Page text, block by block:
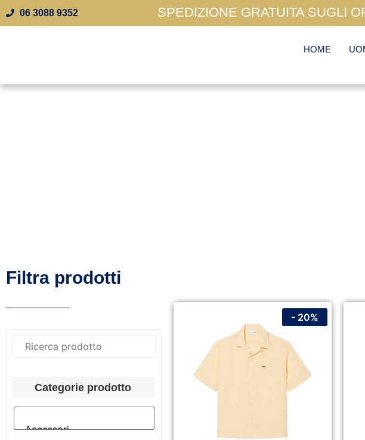
06 3088 9352 SPEDIZIONE GRATUITA SUGLI
HOME
Filtra prodotti
Categorie prodotto
- 20%